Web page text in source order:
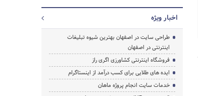
اخبار ویژه
طراحی سایت در اصفهان بهترین شیوه تبلیغات
اینترنتی در اصفهان
فروشگاه اینترنتی کشاورزی اگری راز
ایده های طلایی برای کسب درآمد از اینستاگرام
خدمات سایت انجام پروژه ماهان